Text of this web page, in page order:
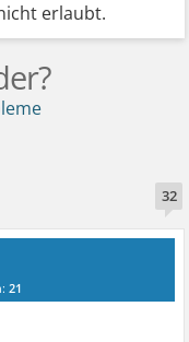
erlaubt.
32
21